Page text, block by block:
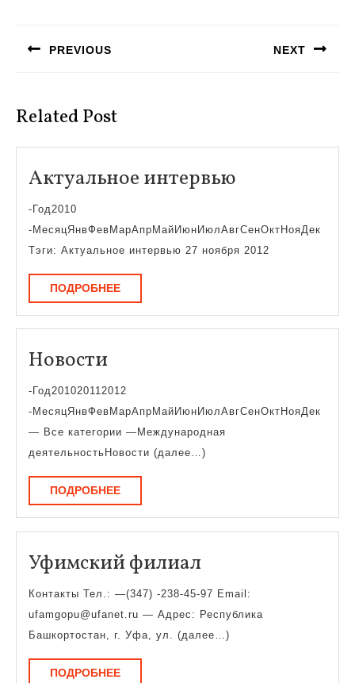
записям
PREVIOUS NEXT
Related Post
Актуальное интервью
-Год2010
-МесяцЯнвФевМарАпрМайИюнИюлАвгСенОктНояДек
Тэги: Актуальное интервью 27 ноября 2012
ПОДРОБНЕЕПОДРОБНЕЕ
Новости
-Год201020112012
-МесяцЯнвФевМарАпрМайИюнИюлАвгСенОктНояДек
— Все категории —Международная
деятельностьНовости (далее…)
ПОДРОБНЕЕПОДРОБНЕЕ
Уфимский филиал
филиал
Контакты Тел.: —(347) -238-45-97 Email:
ufamgopu@ufanet.ru — Адрес: Республика
Башкортостан, г. Уфа, ул. (далее…)
ПОДРОБНЕЕПОДРОБНЕЕ